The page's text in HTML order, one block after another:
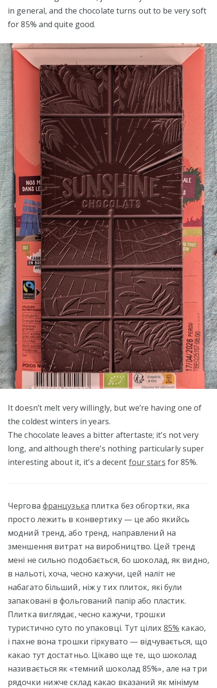
in general, and the chocolate turns out to be very soft
for 85% and quite good.
It doesn’t melt very willingly, but we’re having one of
the coldest winters in years.
The chocolate leaves a bitter aftertaste; it’s not very
long, and although there’s nothing particularly super
interesting about it, it’s a decent four stars for 85%.
Чергова французька плитка без обгортки, яка
просто лежить в конвертику — це або якийсь
модний тренд, або тренд, направлений на
зменшення витрат на виробництво. Цей тренд
мені не сильно подобається, бо шоколад, як видно,
в нальоті, хоча, чесно кажучи, цей наліт не
набагато більший, ніж у тих плиток, які були
запаковані в фольгований папір або пластик.
Плитка виглядає, чесно кажучи, трошки
туристично суто по упаковці. Тут цілих 85% какао,
і пахне вона трошки гіркувато — відчувається, що
какао тут достатньо. Цікаво ще те, що шоколад
називається як «темний шоколад 85%», але на три
рядочки нижче склад какао вказаний як мінімум